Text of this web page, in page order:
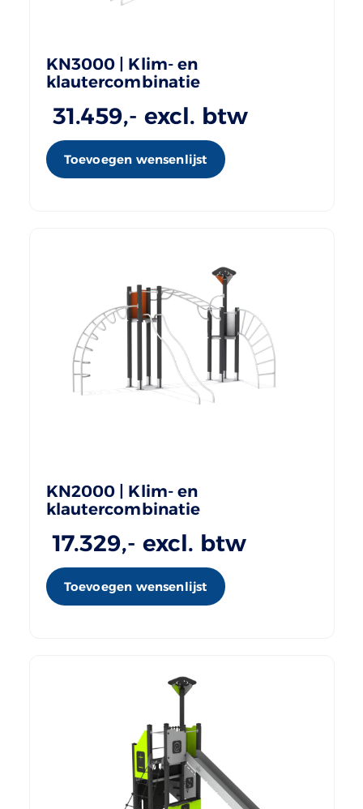
KN3000 | Klim- en
klautercombinatie
31.459,- excl. btw
Toevoegen wensenlijst
KN2000 | Klim- en
klautercombinatie
17.329,- excl. btw
Toevoegen wensenlijst